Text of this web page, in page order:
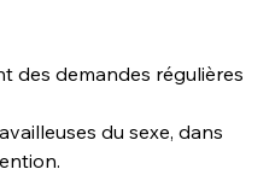
des demandes régulières
du sexe, dans